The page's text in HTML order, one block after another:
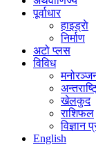
पूर्वाधार
हाइड्राे
निर्माण
अटो प्लस
विविध
खेलकुद
राशिफल
विज्ञान
English